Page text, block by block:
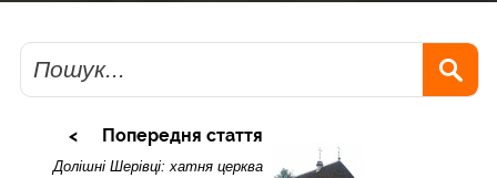
Пошук
Попередня стаття
Долішні Шерівці: хатня церква